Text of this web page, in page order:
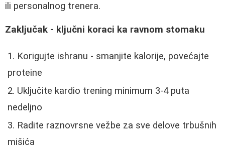
ili personalnog trenera.
Zaključak - ključni koraci ka ravnom stomaku
Korigujte ishranu - smanjite kalorije, povećajte
proteine
Uključite kardio trening minimum 3-4 puta
nedeljno
Radite raznovrsne vežbe za sve delove trbušnih
mišića